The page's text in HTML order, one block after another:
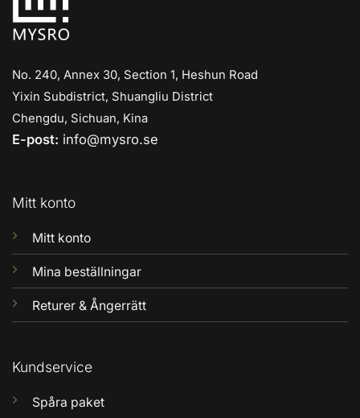
No. 240, Annex 30, Section 1, Heshun Road
Yixin Subdistrict, Shuangliu District
Chengdu, Sichuan, Kina
E-post: info@mysro.se
Mitt konto
Mitt konto
Mina beställningar
Returer & Ångerrätt
Kundservice
Spåra paket